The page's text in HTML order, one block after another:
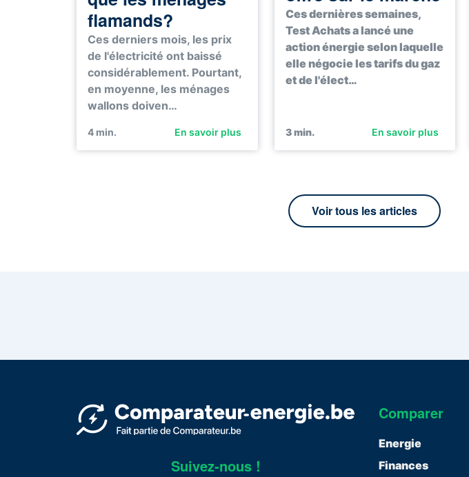
flamands?
Ces derniers mois, les prix
de l'électricité ont baissé
considérablement. Pourtant,
en moyenne, les ménages
wallons doiven…
4 min. En savoir plus
Ces dernières semaines,
Test Achats a lancé une
action énergie selon laquelle
elle négocie les tarifs du gaz
et de l'élect…
3min. En savoir plus
Voir tous les articles
Suivez-nous !
Comparer
Energie
Finances